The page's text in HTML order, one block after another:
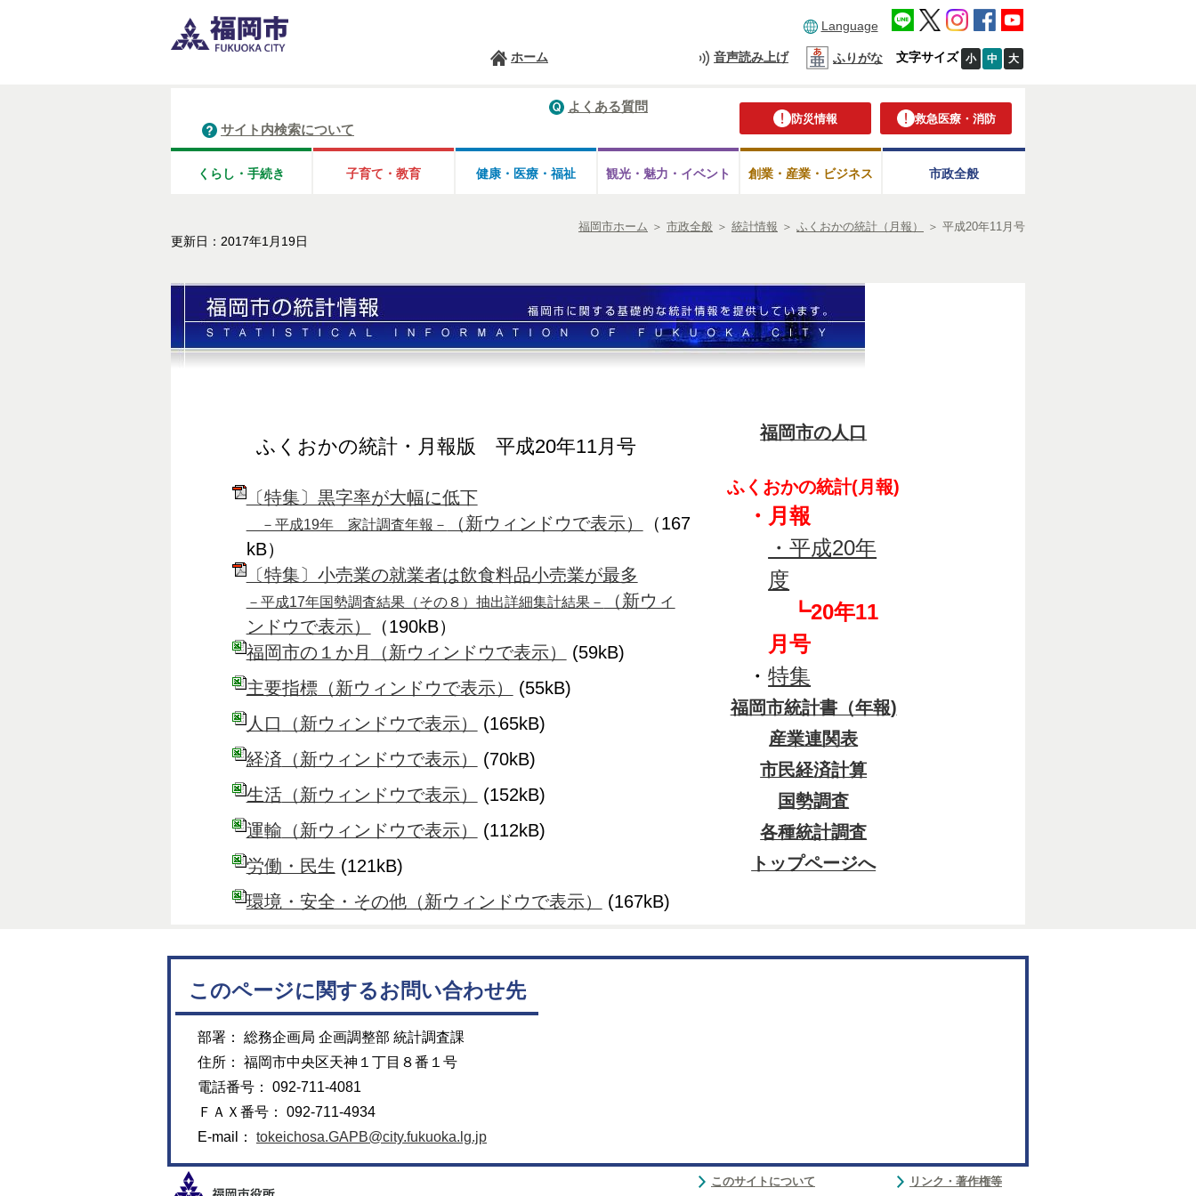
Language
ホーム 音声読み上げ ふりがな 文字サイズ 小 中 大
防災情報 救急医療・消防
よくある質問
サイト内検索について
くらし・手続き 子育て・教育 健康・医療・ 福祉 観光・魅力・ イベント 創業・産業・ビジネス 市政全般
福岡市ホーム ＞ 市政全般 ＞ 統計情報 ＞ ふくおかの統計（月報） ＞ 平成20年11月号
更新日：2017年1月19日
ふくおかの統計・月報版 平成20年11月号
〔特集〕黒字率が大幅に低下
－平成19年 家計調査年報－ （新ウィンドウで表示）
（167
kB）
〔特集〕小売業の就業者は飲食料品小売業が最多
－平成17年国勢調査結果（その８）抽出詳細集計結果－
（新ウィ
ンドウで表示）
（190kB）
福岡市の１か月
（新ウィンドウで表示）
(59kB)
主要指標（新ウィンドウで表示）
(55kB)
人口
（新ウィンドウで表示）
(165kB)
経済 （新ウィンドウで表示）
(70kB)
生活（新ウィンドウで表示）
(152kB)
運輸 （新ウィンドウで表示）
(112kB)
労働・民生 (121kB)
環境・安全・その他（新ウィンドウで表示） (167kB)
福岡市の人口
ふくおかの統計(月報)
・ 月報
・平成20年
度
┗20年11
月号
・特集
福岡市統計書（年報)
産業連関表
市民経済計算
国勢調査
各種統計調査
トップページへ
このページに関するお問い合わせ先
部署： 総務企画局 企画調整部 統計調査課
住所： 福岡市中央区天神１丁目８番１号
電話番号： 092-711-4081
ＦＡＸ番号： 092-711-4934
E-mail： tokeichosa.GAPB@city.fukuoka.lg.jp
このサイトについて リンク・著作権等